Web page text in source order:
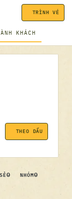
KHÁCH
TRÌNH VÉ
THEO DẤU
0 NHÓM0